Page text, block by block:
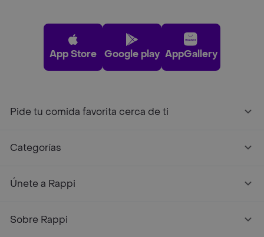
App Store Google play AppGallery
Pide tu comida favorita cerca de ti
Categorías
Únete a Rappi
Sobre Rappi